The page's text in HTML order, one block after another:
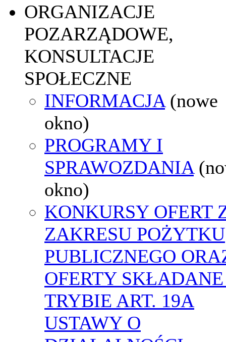
ORGANIZACJE
POZARZĄDOWE,
KONSULTACJE
SPOŁECZNE
INFORMACJA (nowe
okno)
PROGRAMY I
SPRAWOZDANIA
okno)
KONKURSY OFERT
ZAKRESU POŻYTKU
PUBLICZNEGO
OFERTY
TRYBIE ART. 19A
USTAWY O